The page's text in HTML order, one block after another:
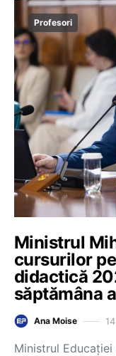
Profesori
Ministrul
cursurilor
didactică
săptămâna
Ana Moise
Ministrul